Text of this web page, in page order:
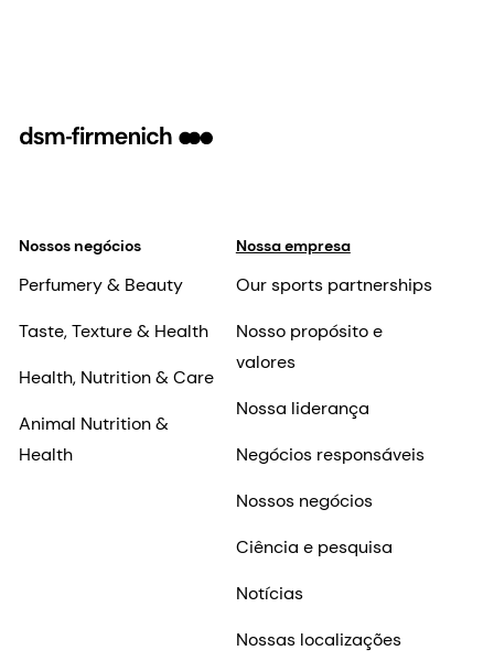
Nossos negócios
Perfumery & Beauty
Taste, Texture & Health
Health, Nutrition & Care
Animal Nutrition &
Health
Nossa empresa
Our sports partnerships
Nosso propósito e
valores
Nossa liderança
Negócios responsáveis
Nossos negócios
Ciência e pesquisa
Notícias
Nossas localizações